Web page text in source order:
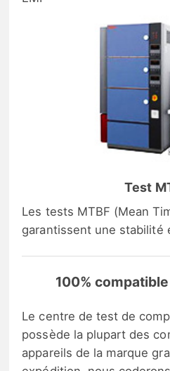
Test
Les tests MTBF (Mean
garantissent une stabilité
100%
Le centre de test de
possède la plupart des
appareils de la marque